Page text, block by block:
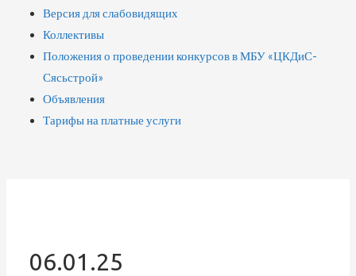
Версия для слабовидящих
Коллективы
Положения о проведении конкурсов в МБУ «ЦКДиС-
Сясьстрой»
Объявления
Тарифы на платные услуги
06.01.25